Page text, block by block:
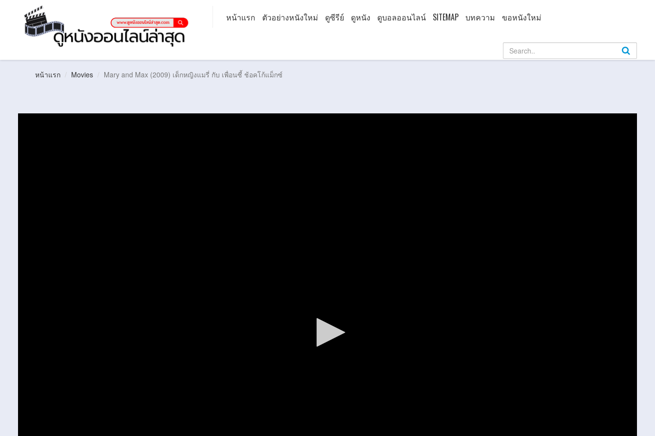
หน้าแรก ตัวอย่างหนังใหม่ ดูซีรีย์ ดูหนัง ดูบอลออนไลน์ SITEMAP บทความ ขอหนังใหม่
หน้าแรก Movies Mary and Max (2009) เด็กหญิงแมรี่ กับ เพื่อนซี้ ช้อคโก้แม็กซ์